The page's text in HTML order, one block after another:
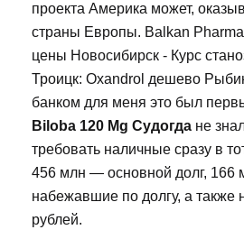
проекта Америка может,
страны Европы. Balkan
цены Новосибирск - Курс
Троицк: Oxandrol дешево
банком для меня это был
Biloba 120 Mg Судогда не
требовать наличные сразу в
456 млн — основной долг,
набежавшие по долгу, а также
рублей.